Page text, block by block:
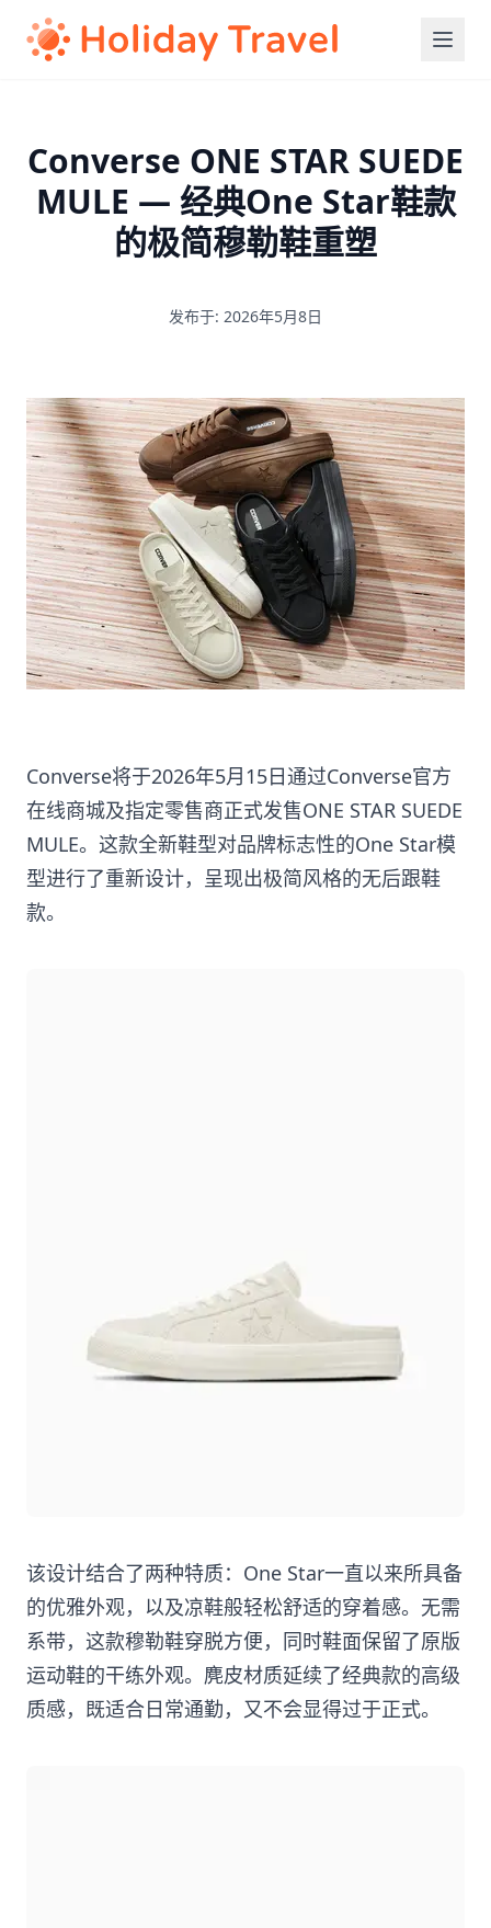
Converse ONE STAR SUEDE
MULE — 经典One Star鞋款
的极简穆勒鞋重塑
发布于: 2026年5月8日
Converse将于2026年5月15日通过Converse官方
在线商城及指定零售商正式发售ONE STAR SUEDE
MULE。这款全新鞋型对品牌标志性的One Star模
型进行了重新设计，呈现出极简风格的无后跟鞋
款。
该设计结合了两种特质：One Star一直以来所具备
的优雅外观，以及凉鞋般轻松舒适的穿着感。无需
系带，这款穆勒鞋穿脱方便，同时鞋面保留了原版
运动鞋的干练外观。麂皮材质延续了经典款的高级
质感，既适合日常通勤，又不会显得过于正式。